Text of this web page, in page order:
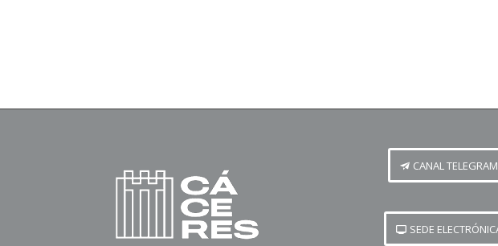
CANAL TELEGRAM
SEDE